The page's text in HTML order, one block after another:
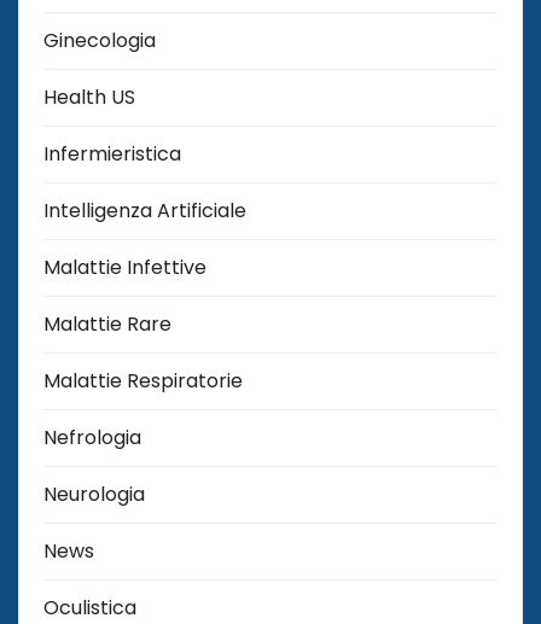
Ginecologia
Health US
Infermieristica
Intelligenza Artificiale
Malattie Infettive
Malattie Rare
Malattie Respiratorie
Nefrologia
Neurologia
News
Oculistica